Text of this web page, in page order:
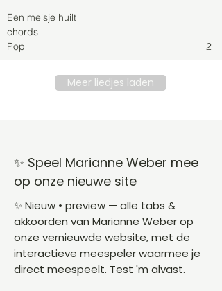
Een meisje huilt
chords
Pop
2
Meer liedjes laden
✨ Speel Marianne Weber mee
op onze nieuwe site
✨ Nieuw • preview — alle tabs &
akkoorden van Marianne Weber op
onze vernieuwde website, met de
interactieve meespeler waarmee je
direct meespeelt. Test 'm alvast.